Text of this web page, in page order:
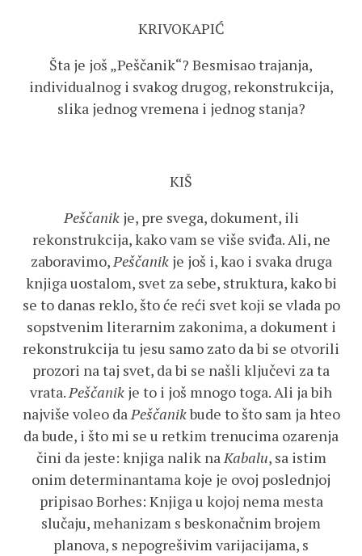
KRIVOKAPIĆ
Šta je još „Peščanik“? Besmisao trajanja,
individualnog i svakog drugog, rekonstrukcija,
slika jednog vremena i jednog stanja?
KIŠ
Peščanikje, pre svega, dokument, ili
rekonstrukcija, kako vam se više sviđa. Ali, ne
zaboravimo,Peščanikje još i, kao i svaka druga
knjiga uostalom, svet za sebe, struktura, kako bi
se to danas reklo, što će reći svet koji se vlada po
sopstvenim literarnim zakonima, a dokument i
rekonstrukcija tu jesu samo zato da bi se otvorili
prozori na taj svet, da bi se našli ključevi za ta
vrata.Peščanik je to i još mnogo toga. Ali ja bih
najviše voleo daPeščanikbude to što sam ja hteo
da bude, i što mi se u retkim trenucima ozarenja
čini da jeste: knjiga nalik naKabalu, sa istim
onim determinantama koje je ovoj poslednjoj
pripisao Borhes: Knjiga u kojoj nema mesta
slučaju, mehanizam s beskonačnim brojem
planova, s nepogrešivim varijacijama, s